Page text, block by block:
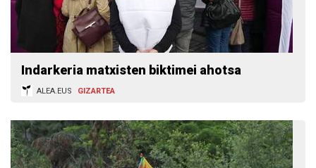
Indarkeria matxisten biktimei ahotsa
ALEA.EUS GIZARTEA